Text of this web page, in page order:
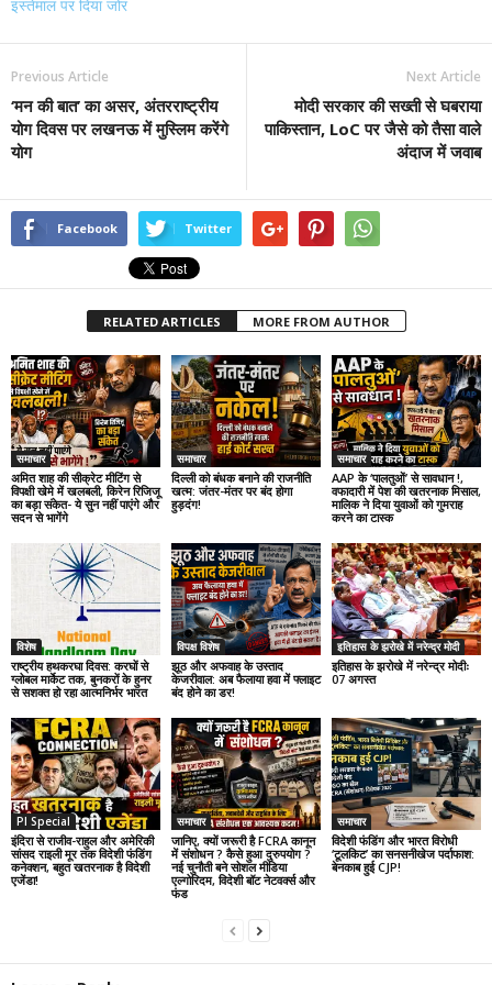
इस्तेमाल पर दिया जोर
Previous Article
‘मन की बात’ का असर, अंतरराष्ट्रीय
योग दिवस पर लखनऊ में मुस्लिम करेंगे
योग
Next Article
मोदी सरकार की सख्ती से घबराया
पाकिस्तान, LoC पर जैसे को तैसा वाले
अंदाज में जवाब
Facebook Twitter
RELATED ARTICLES MORE FROM AUTHOR
समाचार
अमित शाह की सीक्रेट मीटिंग से
विपक्षी खेमे में खलबली, किरेन रिजिजू
का बड़ा संकेत- ये सुन नहीं पाएंगे और
सदन से भागेंगे
समाचार
दिल्ली को बंधक बनाने की राजनीति
खत्म: जंतर-मंतर पर बंद होगा
हुड़दंग!
समाचार
AAP के ‘पालतुओं’ से सावधान !,
वफादारी में पेश की खतरनाक मिसाल,
मालिक ने दिया युवाओं को गुमराह
करने का टास्क
विशेष
राष्ट्रीय हथकरघा दिवस: करघों से
ग्लोबल मार्केट तक, बुनकरों के हुनर
से सशक्त हो रहा आत्मनिर्भर भारत
विपक्ष विशेष
झूठ और अफवाह के उस्ताद
केजरीवाल: अब फैलाया हवा में फ्लाइट
बंद होने का डर!
इतिहास के झरोखे में नरेन्द्र मोदी
इतिहास के झरोखे में नरेन्द्र मोदीः
07 अगस्त
PI Special
इंदिरा से राजीव-राहुल और अमेरिकी
सांसद राइली मूर तक विदेशी फंडिंग
कनेक्शन, बहुत खतरनाक है विदेशी
एजेंडा!
समाचार
जानिए, क्यों जरूरी है FCRA कानून
में संशोधन ? कैसे हुआ दुरुपयोग ?
नई चुनौती बने सोशल मीडिया
एल्गोरिदम, विदेशी बॉट नेटवर्क्स और
फंड
समाचार
विदेशी फंडिंग और भारत विरोधी
‘टूलकिट’ का सनसनीखेज पर्दाफाश:
बेनकाब हुई CJP!